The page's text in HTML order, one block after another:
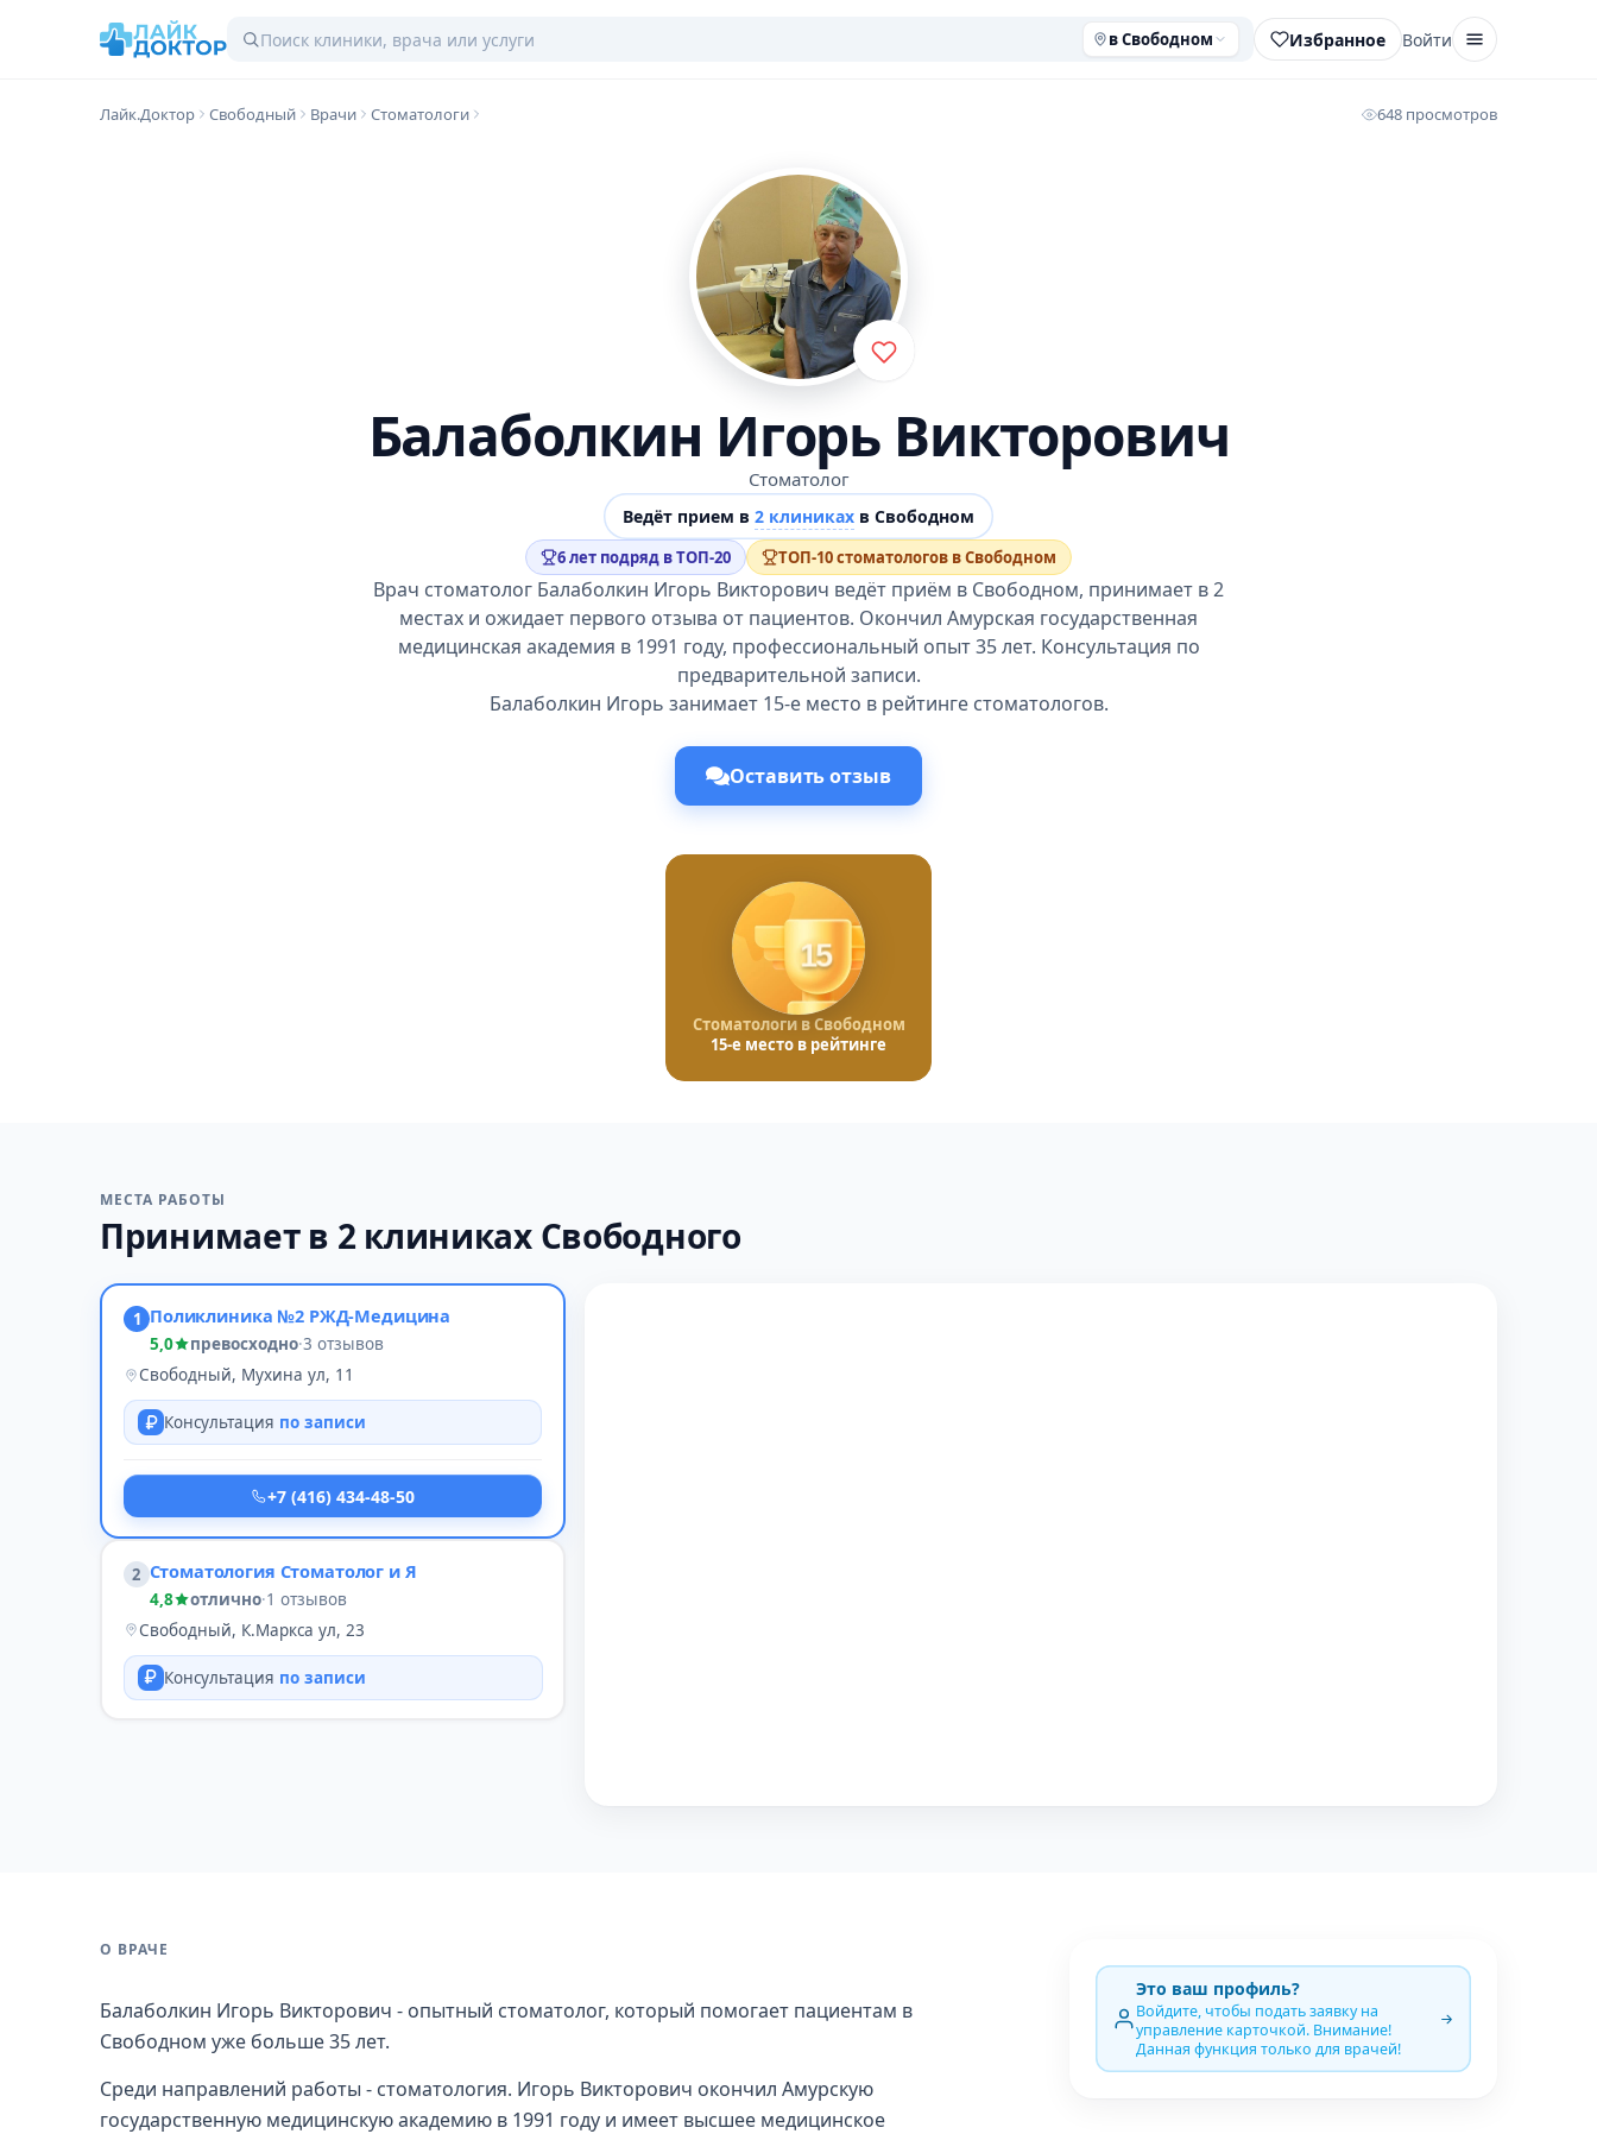
в Свободном Избранное Войти
Лайк.Доктор Свободный Врачи Стоматологи 648 просмотров
Балаболкин Игорь Викторович
Стоматолог
Ведёт прием в 2 клиниках в Свободном
6 лет подряд в ТОП-20 ТОП-10 стоматологов в Свободном
Врач стоматолог Балаболкин Игорь Викторович ведёт приём в Свободном, принимает в 2
местах и ожидает первого отзыва от пациентов. Окончил Амурская государственная
медицинская академия в 1991 году, профессиональный опыт 35 лет. Консультация по
предварительной записи.
Балаболкин Игорь занимает 15-е место в рейтинге стоматологов.
Оставить отзыв
15
Стоматологи в Свободном
15-е место в рейтинге
МЕСТА РАБОТЫ
Принимает в 2 клиниках Свободного
1 Поликлиника №2 РЖД-Медицина
5,0 превосходно·3 отзывов
Свободный, Мухина ул, 11
Консультация по записи
+7 (416) 434-48-50
2 Стоматология Стоматолог и Я
4,8 отлично·1 отзывов
Свободный, К.Маркса ул, 23
Консультация по записи
О ВРАЧЕ
Балаболкин Игорь Викторович - опытный стоматолог, который помогает пациентам в
Свободном уже больше 35 лет.
Среди направлений работы - стоматология. Игорь Викторович окончил Амурскую
государственную медицинскую академию в 1991 году и имеет высшее медицинское
Это ваш профиль?
Войдите, чтобы подать заявку на
управление карточкой. Внимание!
Данная функция только для врачей!